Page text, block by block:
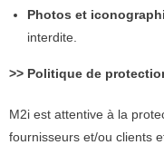
Photos et
interdite.
>> Politique de
M2i est attentive à la
fournisseurs et/ou clients